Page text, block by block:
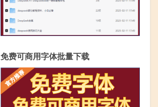
免费可商用字体批量下载